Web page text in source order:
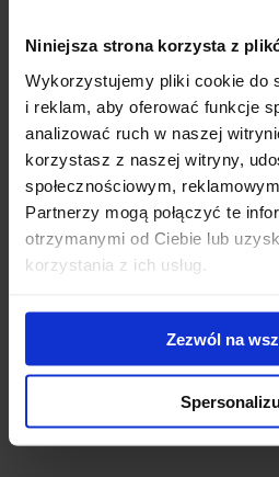
Niniejsza strona korzysta z
Wykorzystujemy pliki cookie do
i reklam, aby oferować funkcje
analizować ruch w naszej
korzystasz z naszej witryny,
społecznościowym,
Partnerzy mogą połączyć te
otrzymanymi od Ciebie lub
korzystania z ich usług.
Zezwól na
Bagażnik Thule Evo - stopy
belki WingBar Evo
Thule Evo Flush Rail z
bagażnik nowej generacji do